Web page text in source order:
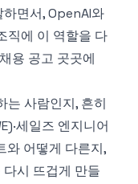
면서, OpenAI와
에 이 역할을 다
용 공고 곳곳에
는 사람인지, 흔히
세일즈 엔지니어
와 어떻게 다른지,
시 뜨겁게 만들